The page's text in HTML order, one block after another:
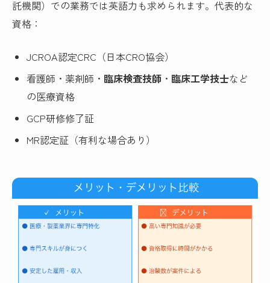
託機関）での業務では英語力も求められます。代表的な
資格：
JCROA認定CRC（日本CRO協会）
看護師・薬剤師・ 臨床検査技師 ・ 臨床工学技士など
の医療資格
GCP研修修了証
MR認定証（有利な場合あり）